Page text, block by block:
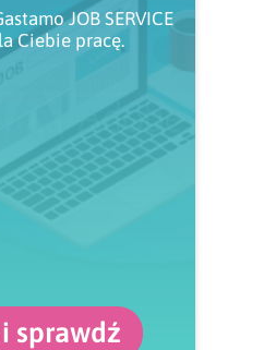
JOB SERVICE
Ciebie pracę.
sprawdź